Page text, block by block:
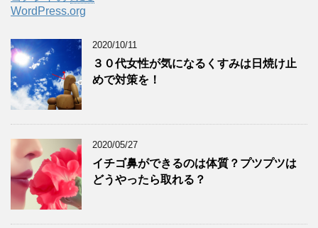
WordPress.org
2020/10/11
３０代女性が気になるくすみは日焼け止
めで対策を！
2020/05/27
イチゴ鼻ができるのは体質？プツプツは
どうやったら取れる？